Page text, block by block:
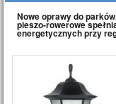
Nowe oprawy do
pieszo-rowerowe
energetycznych przy